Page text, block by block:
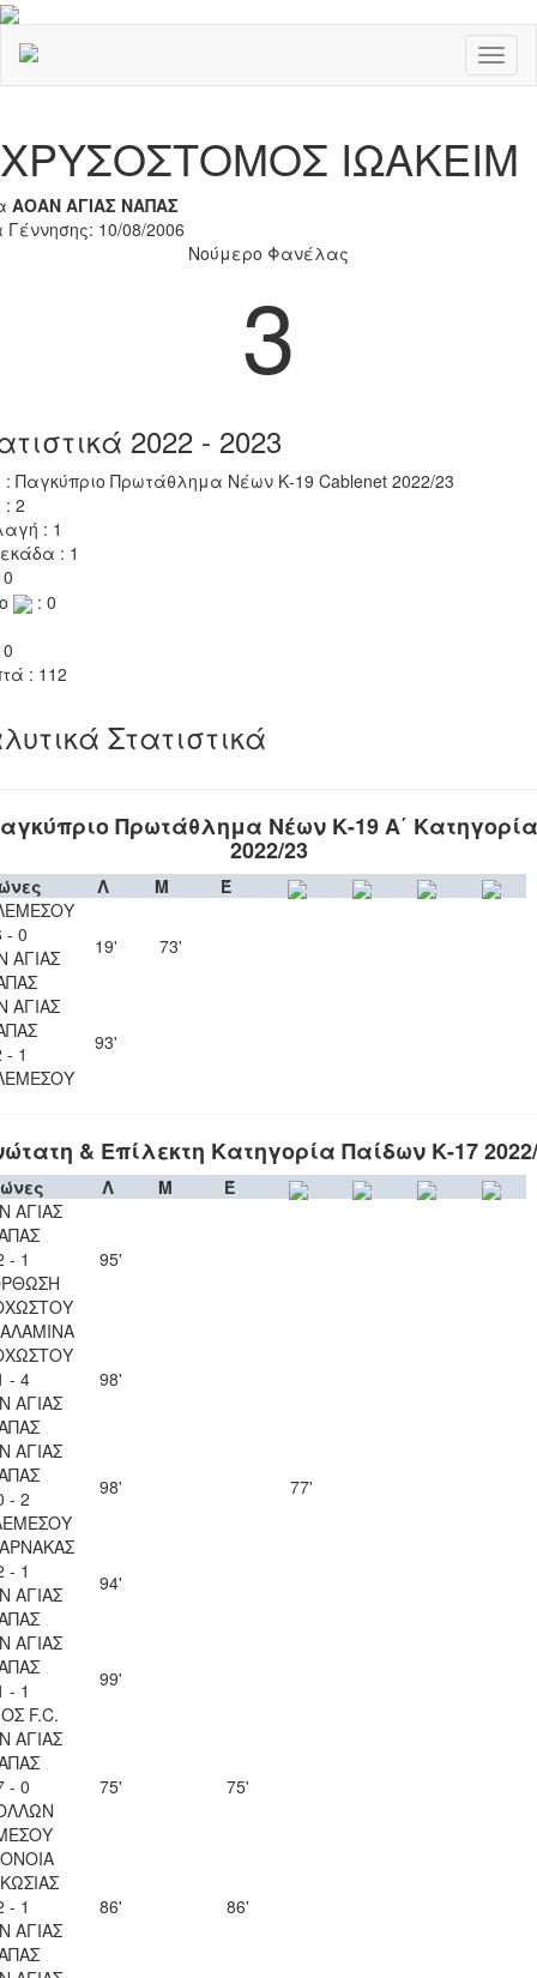
ΧΡΥΣΟΣΤΟΜΟΣ ΙΩΑΚΕΙΜ
ΑΟΑΝ ΑΓΙΑΣ ΝΑΠΑΣ
Γέννησης: 10/08/2006
Νούμερο Φανέλας
3
2022 - 2023
: Παγκύπριο Πρωτάθλημα Νέων Κ-19 Cablenet 2022/23
: 2
: 1
: 1
: 0
: 112
Στατιστικά
Πρωτάθλημα Νέων Κ-19 Α΄
2022/23
Λ Μ
Έ
- 0
ΑΓΙΑΣ
19' 73'
ΑΓΙΑΣ
- 1
93'
& Επίλεκτη Κατηγορία Παίδων Κ-17
Λ Μ
Έ
ΑΓΙΑΣ
- 1
95'
- 4
ΑΓΙΑΣ
98'
ΑΓΙΑΣ
- 2
98' 77'
- 1
ΑΓΙΑΣ
94'
ΑΓΙΑΣ
- 1
F.C.
99'
ΑΓΙΑΣ
- 0
75' 75'
- 1
ΑΓΙΑΣ
86' 86'